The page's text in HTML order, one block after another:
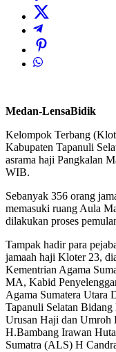
Medan-LensaBidik
Kelompok Terbang
Kabupaten Tapanuli
asrama haji Pangkalan
WIB.
Sebanyak 356 orang
memasuki ruang Aula
dilakukan proses
Tampak hadir para
jamaah haji Kloter 23,
Kementrian Agama
MA, Kabid
Agama Sumatera
Tapanuli Selatan
Urusan Haji dan Umroh
H.Bambang Irawan
Sumatra (ALS) H